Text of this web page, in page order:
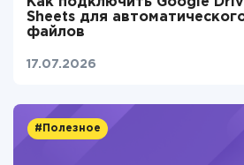
Sheets для
файлов
17.07.2026
#Полезное